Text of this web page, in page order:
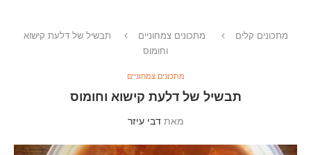
מתכונים קלים מתכונים צמחוניים
תבשיל של דלעת קישוא
וחומוס
מתכונים צמחוניים
תבשיל של דלעת קישוא וחומוס
מאתדבי עיזר